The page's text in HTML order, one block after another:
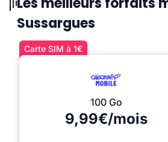
Sussargues
Carte SIM à 1€
100 Go
9,99€/mois